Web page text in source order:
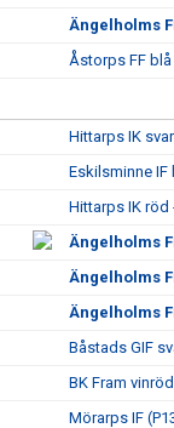
Ängelholms
Åstorps FF blå
Hittarps IK
Eskilsminne IF
Hittarps IK röd
Ängelholms
Ängelholms
Ängelholms
Båstads GIF
BK Fram
Mörarps IF